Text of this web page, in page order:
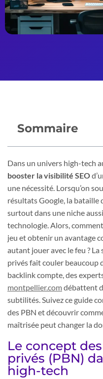
Sommaire
Dans un univers high-tech
booster la visibilité SEO
une nécessité. Lorsqu’on
résultats Google, la bataille
surtout dans une niche
technologie. Alors,
jeu et obtenir un avantage
autant jouer avec le feu ?
privés fait couler beaucoup
backlink compte, des
montpellier.comdébattent
subtilités. Suivez ce guide
des PBN et découvrir
maîtrisée peut changer la
Le concept
privés (PBN)
high-tech